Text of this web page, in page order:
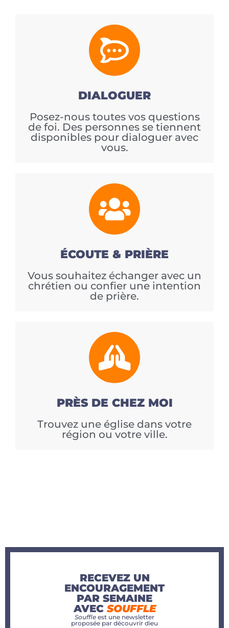
DIALOGUER
Posez-nous toutes vos questions
de foi. Des personnes se tiennent
disponibles pour dialoguer avec
vous.
ÉCOUTE & PRIÈRE
Vous souhaitez échanger avec un
chrétien ou confier une intention
de prière.
PRÈS DE CHEZ MOI
Trouvez une église dans votre
région ou votre ville.
RECEVEZ UN
ENCOURAGEMENT
PAR SEMAINE
AVECSOUFFLE
Souffle est une newsletter
proposée par découvrir dieu